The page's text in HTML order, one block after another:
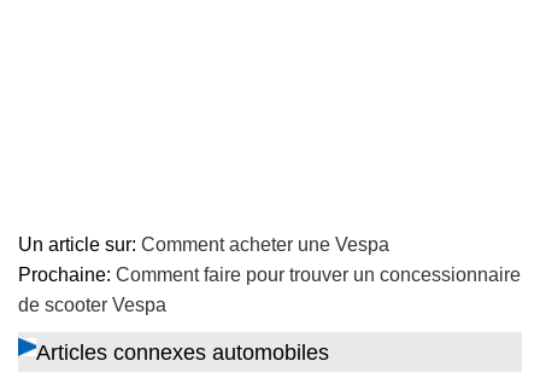
Un article sur: Comment acheter une Vespa
Prochaine: Comment faire pour trouver un concessionnaire
de scooter Vespa
Articles connexes automobiles